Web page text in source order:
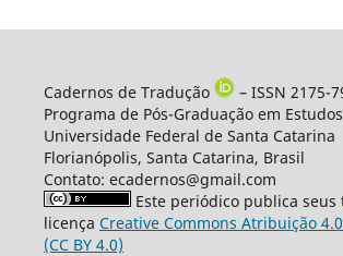
Cadernos de Tradução
– ISSN 2175-
Programa de Pós-Graduação em
Universidade Federal de Santa Catarina
Florianópolis, Santa Catarina, Brasil
Contato: ecadernos@gmail.com
Este periódico publica seus
licença Creative Commons Atribuição
(CC BY 4.0)